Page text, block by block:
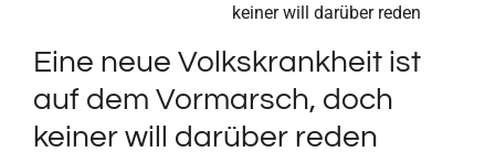
keiner will darüber reden
Eine neue Volkskrankheit ist
auf dem Vormarsch, doch
keiner will darüber reden